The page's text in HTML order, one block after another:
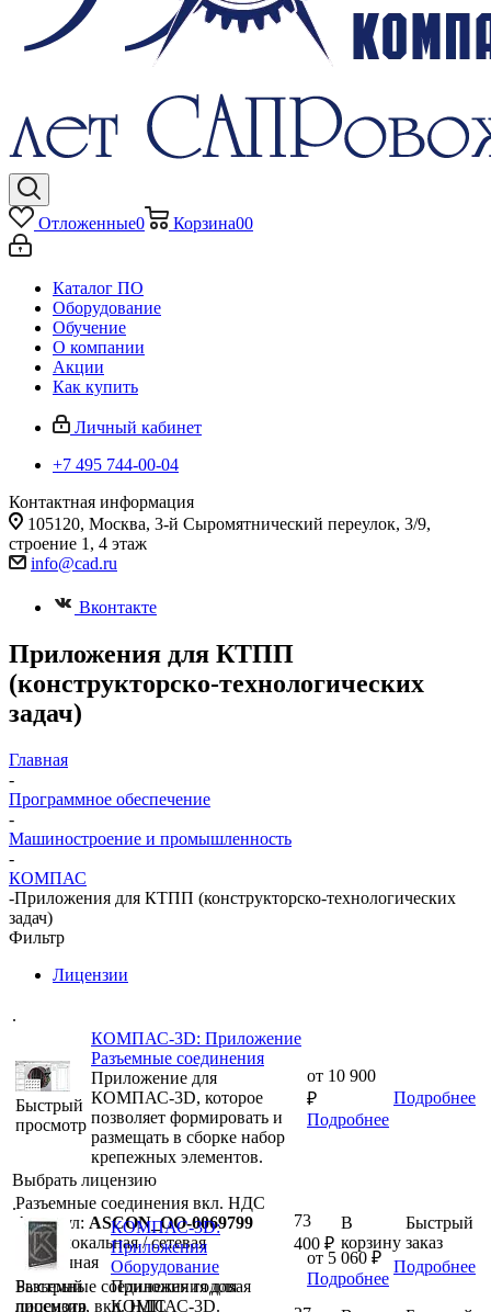
Отложенные0 Корзина00
Каталог ПО
Оборудование
Обучение
О компании
Акции
Как купить
Личный кабинет
+7 495 744-00-04
Контактная информация
105120, Москва, 3-й Сыромятнический переулок, 3/9,
строение 1, 4 этаж
info@cad.ru
Вконтакте
Приложения для КТПП
(конструкторско-технологических
задач)
Главная
-
Программное обеспечение
-
Машиностроение и промышленность
-
КОМПАС
-Приложения для КТПП (конструкторско-технологических
задач)
Фильтр
Лицензии
.
Быстрый
просмотр
КОМПАС-3D: Приложение
Разъемные соединения
Приложение для
КОМПАС-3D, которое
позволяет формировать и
размещать в сборке набор
крепежных элементов.
от 10 900
₽
Подробнее
Подробнее
Выбрать лицензию
Разъемные соединения вкл. НДС
Артикул: ASCON_ОО-0069799
новая
локальная / сетевая
бессрочная
73
400 ₽
В
корзину
Быстрый
заказ
Разъемные соединения годовая
лицензия, вкл. НДС
.
Быстрый
просмотр
КОМПАС-3D:
Приложения
Оборудование
Приложения для
КОМПАС-3D.
от 5 060 ₽
Подробнее
Подробнее